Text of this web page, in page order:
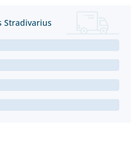
Stradivarius